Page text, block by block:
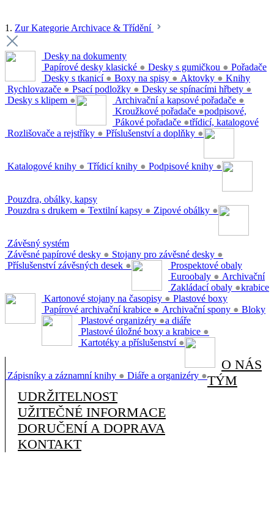
1. Zur Kategorie Archivace & Třídění
Desky na dokumenty
Papírové desky klasické ● Desky s gumičkou ●
Desky s tkanicí ● Boxy na spisy ● Aktovky ●
Rychlovazače ● Psací podložky ● Desky se spínacími hřbety ●
Desky s klipem ●
Pořadače
Archivační a kapsové pořadače ●
Kroužkové pořadače ●
Pákové pořadače ●
Rozlišovače a rejstříky ● Příslušenství a doplňky ●
Knihy
podpisové,
třídicí, katalogové
Katalogové knihy ● Třídicí knihy ● Podpisové knihy ●
Pouzdra, obálky, kapsy
Pouzdra s drukem ● Textilní kapsy ● Zipové obálky ●
Závěsný systém
Závěsné papírové desky ● Stojany pro závěsné desky ●
Příslušenství závěsných desek ●
Prospektové obaly
Euroobaly ●
Zakládací obaly ●
Archivační
krabice
Kartonové stojany na časopisy ●
Papírové archivační krabice ● Archivační spony ●
Plastové boxy
Plastové organizéry ●
Plastové úložné boxy a krabice ●
Kartotéky a příslušenství ●
Bloky
a diáře
Zápisníky a záznamní knihy ● Diáře a organizéry ●
O NÁS
TÝM
UDRŽITELNOST
UŽITEČNÉ INFORMACE
DORUČENÍ A DOPRAVA
KONTAKT